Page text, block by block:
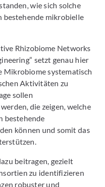
wie sich solche
bestehende mikrobielle
Rhizobiome Networks
setzt genau hier
Mikrobiome systematisch
Aktivitäten zu
sollen
die zeigen, welche
bestehende
können und somit das
beitragen, gezielt
zu identifizieren
robuster und